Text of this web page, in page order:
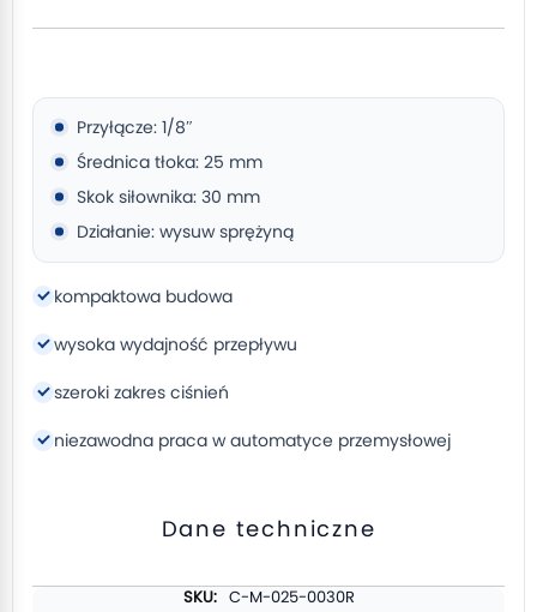
Przyłącze: 1/8″
Średnica tłoka: 25 mm
Skok siłownika: 30 mm
Działanie: wysuw sprężyną
kompaktowa budowa
wysoka wydajność przepływu
szeroki zakres ciśnień
niezawodna praca w automatyce przemysłowej
Dane techniczne
C-M-025-0030R